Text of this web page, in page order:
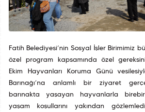
Fatih Belediyesi’nin Sosyal İşler Birimimiz
özel program kapsamında özel
Ekim Hayvanları Koruma Günü
Barınağı’na anlamlı bir ziyaret
barınakta yaşayan hayvanlarla
yaşam koşullarını yakından